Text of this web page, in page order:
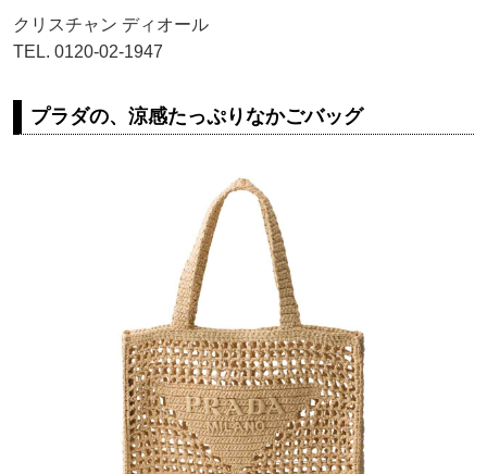
クリスチャン ディオール
TEL. 0120-02-1947
プラダの、涼感たっぷりなかごバッグ